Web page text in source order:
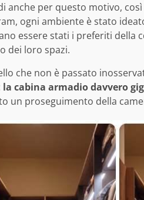
anche per questo motivo,
ogni ambiente è stato
essere stati i preferiti della
dei loro spazi.
che non è passato
la cabina armadio davvero
un proseguimento della